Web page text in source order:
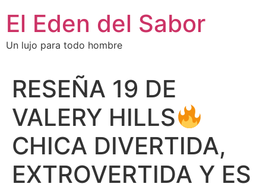
El Eden del Sabor
Un lujo para todo hombre
RESEÑA 19 DE
VALERY HILLS
CHICA DIVERTIDA,
EXTROVERTIDA Y ES